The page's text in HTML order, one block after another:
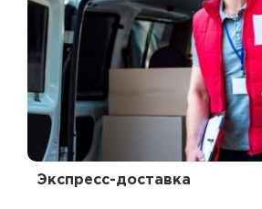
Экспресс-доставка